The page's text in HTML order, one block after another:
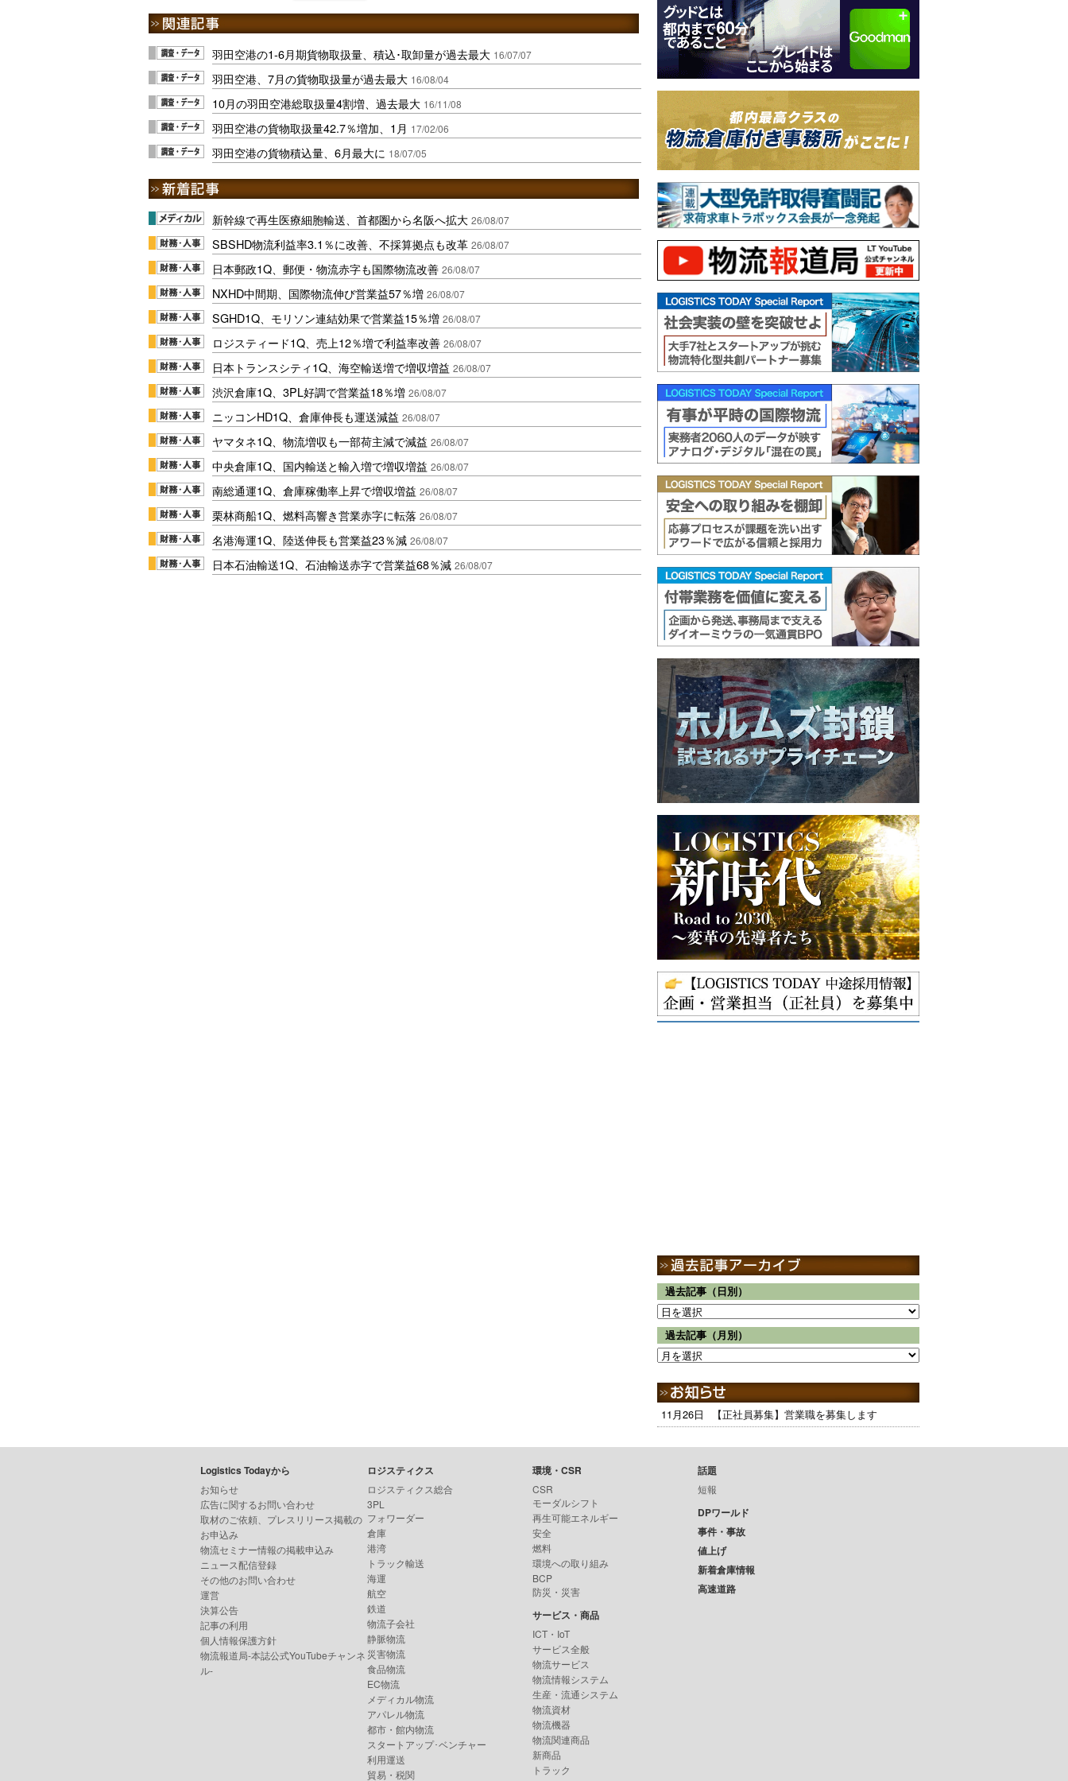
羽田空港の1-6月期貨物取扱量、積込･取卸量が過去最大 16/07/07
羽田空港、7月の貨物取扱量が過去最大 16/08/04
10月の羽田空港総取扱量4割増、過去最大 16/11/08
羽田空港の貨物取扱量42.7％増加、1月 17/02/06
羽田空港の貨物積込量、6月最大に 18/07/05
新幹線で再生医療細胞輸送、首都圏から名阪へ拡大 26/08/07
SBSHD物流利益率3.1％に改善、不採算拠点も改革 26/08/07
日本郵政1Q、郵便・物流赤字も国際物流改善 26/08/07
NXHD中間期、国際物流伸び営業益57％増 26/08/07
SGHD1Q、モリソン連結効果で営業益15％増 26/08/07
ロジスティード1Q、売上12％増で利益率改善 26/08/07
日本トランスシティ1Q、海空輸送増で増収増益 26/08/07
渋沢倉庫1Q、3PL好調で営業益18％増 26/08/07
ニッコンHD1Q、倉庫伸長も運送減益 26/08/07
ヤマタネ1Q、物流増収も一部荷主減で減益 26/08/07
中央倉庫1Q、国内輸送と輸入増で増収増益 26/08/07
南総通運1Q、倉庫稼働率上昇で増収増益 26/08/07
栗林商船1Q、燃料高響き営業赤字に転落 26/08/07
名港海運1Q、陸送伸長も営業益23％減 26/08/07
日本石油輸送1Q、石油輸送赤字で営業益68％減 26/08/07
過去記事（日別）
過去記事（月別）
11月26日 【正社員募集】営業職を募集します
Logistics Todayから
お知らせ
広告に関するお問い合わせ
取材のご依頼、プレスリリース掲載の
お申込み
物流セミナー情報の掲載申込み
ニュース配信登録
その他のお問い合わせ
運営
決算公告
記事の利用
個人情報保護方針
物流報道局-本誌公式YouTubeチャンネ
ル-
ロジスティクス
ロジスティクス総合
3PL
フォワーダー
倉庫
港湾
トラック輸送
海運
航空
鉄道
物流子会社
静脈物流
災害物流
食品物流
EC物流
メディカル物流
アパレル物流
都市・館内物流
スタートアップ･ベンチャー
利用運送
貿易・税関
環境・CSR
CSR
モーダルシフト
再生可能エネルギー
安全
燃料
環境への取り組み
BCP
防災・災害
サービス・商品
ICT・IoT
サービス全般
物流サービス
物流情報システム
生産・流通システム
物流資材
物流機器
物流関連商品
新商品
トラック
話題
短報
DPワールド
事件・事故
値上げ
新着倉庫情報
高速道路